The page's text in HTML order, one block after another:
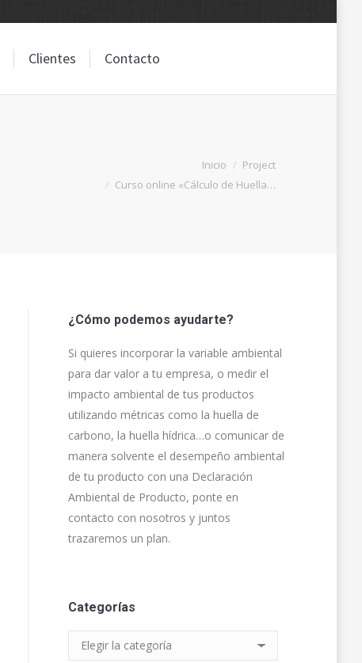
Clientes Contacto
Inicio
Project
Curso online «Cálculo de Huella…
¿Cómo podemos ayudarte?
Si quieres incorporar la variable ambiental
para dar valor a tu empresa, o medir el
impacto ambiental de tus productos
utilizando métricas como la huella de
carbono, la huella hídrica…o comunicar de
manera solvente el desempeño ambiental
de tu producto con una Declaración
Ambiental de Producto, ponte en
contacto con nosotros y juntos
trazaremos un plan.
Categorías
Categorías